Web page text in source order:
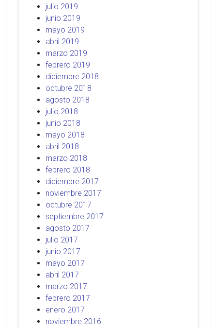
julio 2019
junio 2019
mayo 2019
abril 2019
marzo 2019
febrero 2019
diciembre 2018
octubre 2018
agosto 2018
julio 2018
junio 2018
mayo 2018
abril 2018
marzo 2018
febrero 2018
diciembre 2017
noviembre 2017
octubre 2017
septiembre 2017
agosto 2017
julio 2017
junio 2017
mayo 2017
abril 2017
marzo 2017
febrero 2017
enero 2017
noviembre 2016